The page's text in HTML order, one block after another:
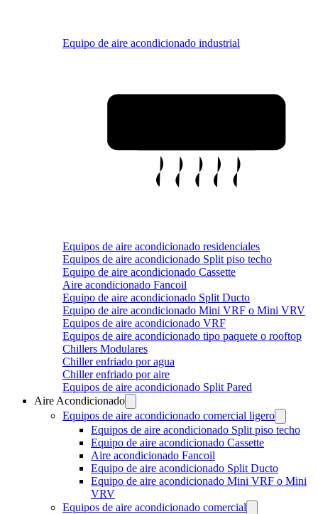
Equipo de aire acondicionado industrial
Equipos de aire acondicionado residenciales
Equipos de aire acondicionado Split piso techo
Equipo de aire acondicionado Cassette
Aire acondicionado Fancoil
Equipo de aire acondicionado Split Ducto
Equipo de aire acondicionado Mini VRF o Mini VRV
Equipos de aire acondicionado VRF
Equipos de aire acondicionado tipo paquete o rooftop
Chillers Modulares
Chiller enfriado por agua
Chiller enfriado por aire
Equipos de aire acondicionado Split Pared
Aire Acondicionado
Equipos de aire acondicionado comercial ligero
Equipos de aire acondicionado Split piso techo
Equipo de aire acondicionado Cassette
Aire acondicionado Fancoil
Equipo de aire acondicionado Split Ducto
Equipo de aire acondicionado Mini VRF o Mini
VRV
Equipos de aire acondicionado comercial